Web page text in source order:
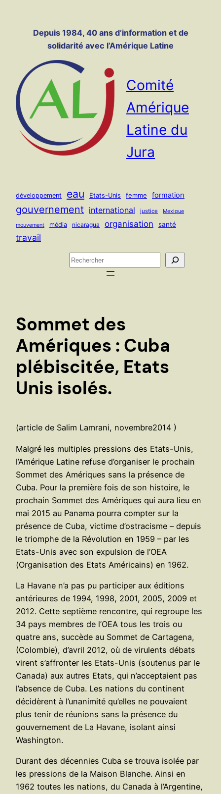
contenuDepuis 1984, 40 ans d’information et de
solidarité avec l’Amérique Latine
Comité
Amérique
Latine du
Jura
développement eau Etats-Unis femme formation
gouvernement international justice Mexique
mouvement média nicaragua organisation santé
travail
R
r
h
e
r
Sommet des
Amériques : Cuba
plébiscitée, Etats
Unis isolés.
(article de Salim Lamrani, novembre2014 )
Malgré les multiples pressions des Etats-Unis,
l’Amérique Latine refuse d’organiser le prochain
Sommet des Amériques sans la présence de
Cuba. Pour la première fois de son histoire, le
prochain Sommet des Amériques qui aura lieu en
mai 2015 au Panama pourra compter sur la
présence de Cuba, victime d’ostracisme – depuis
le triomphe de la Révolution en 1959 – par les
Etats-Unis avec son expulsion de l’OEA
(Organisation des Etats Américains) en 1962.
La Havane n’a pas pu participer aux éditions
antérieures de 1994, 1998, 2001, 2005, 2009 et
2012. Cette septième rencontre, qui regroupe les
34 pays membres de l’OEA tous les trois ou
quatre ans, succède au Sommet de Cartagena,
(Colombie), d’avril 2012, où de virulents débats
virent s’affronter les Etats-Unis (soutenus par le
Canada) aux autres Etats, qui n’acceptaient pas
l’absence de Cuba. Les nations du continent
décidèrent à l’unanimité qu’elles ne pouvaient
plus tenir de réunions sans la présence du
gouvernement de La Havane, isolant ainsi
Washington.
Durant des décennies Cuba se trouva isolée par
les pressions de la Maison Blanche. Ainsi en
1962 toutes les nations, du Canada à l’Argentine,